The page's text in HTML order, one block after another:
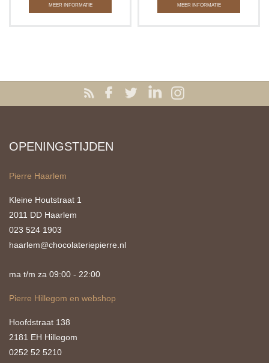
MEER INFORMATIE MEER INFORMATIE
OPENINGSTIJDEN
Pierre Haarlem
Kleine Houtstraat 1
2011 DD Haarlem
023 524 1903
haarlem@chocolateriepierre.nl
ma t/m za 09:00 - 22:00
Pierre Hillegom en webshop
Hoofdstraat 138
2181 EH Hillegom
0252 52 5210